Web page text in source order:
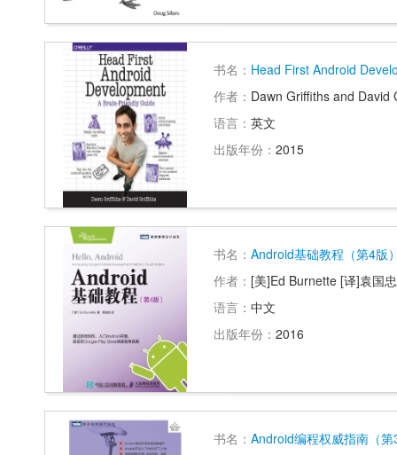
书名： Head First Android
作者： Dawn Griffiths and David
语言： 英文
出版年份： 2015
书名： Android基础教程（第4版
作者： [美]Ed Burnette [译]袁国忠
语言： 中文
出版年份： 2016
书名： Android编程权威指南（第